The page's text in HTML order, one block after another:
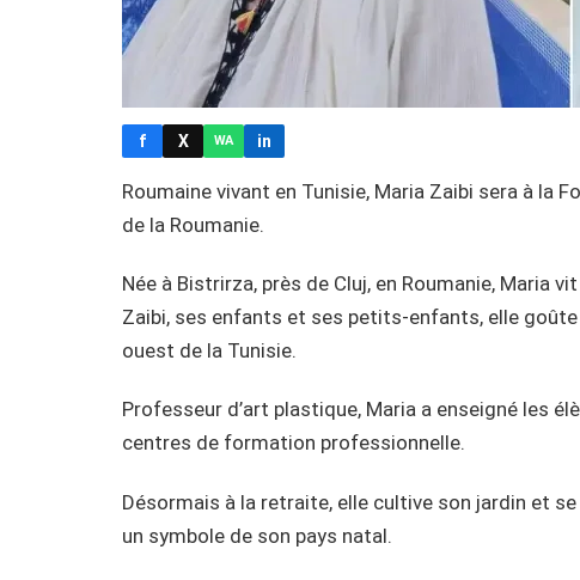
f X WA in
Roumaine vivant en Tunisie, Maria Zaibi sera à la
de la Roumanie.
Née à Bistrirza, près de Cluj, en Roumanie, Maria
Zaibi, ses enfants et ses petits-enfants, elle
ouest de la Tunisie.
Professeur d’art plastique, Maria a enseigné les
centres de formation professionnelle.
Désormais à la retraite, elle cultive son jardin et
un symbole de son pays natal.